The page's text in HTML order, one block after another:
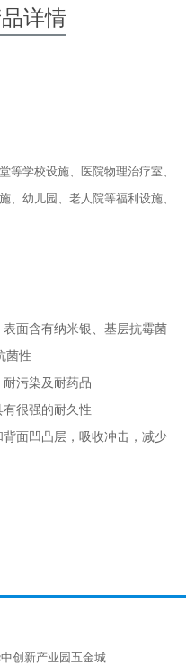
详情
等学校设施、医院物理治疗室、
、幼儿园、老人院等福利设施、
面含有纳米银、基层抗霉菌
菌性
污染及耐药品
很强的耐久性
面凹凸层，吸收冲击，减少
创新产业园五金城